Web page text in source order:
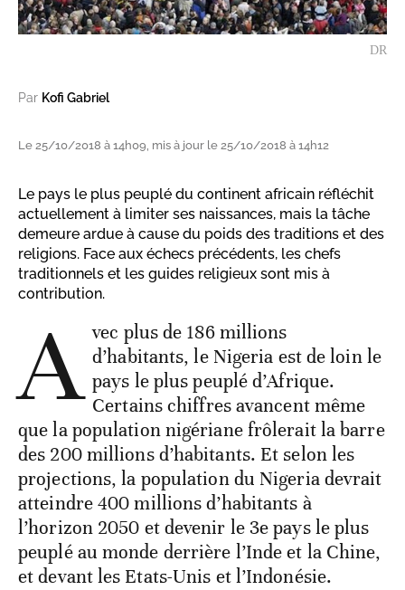
DR
Par Kofi Gabriel
Le 25/10/2018 à 14h09, mis à jour le 25/10/2018 à 14h12
Le pays le plus peuplé du continent africain réfléchit
actuellement à limiter ses naissances, mais la tâche
demeure ardue à cause du poids des traditions et des
religions. Face aux échecs précédents, les chefs
traditionnels et les guides religieux sont mis à
contribution.
A vec plus de 186 millions
d’habitants, le Nigeria est de loin le
pays le plus peuplé d’Afrique.
Certains chiffres avancent même
que la population nigériane frôlerait la barre
des 200 millions d’habitants. Et selon les
projections, la population du Nigeria devrait
atteindre 400 millions d’habitants à
l’horizon 2050 et devenir le 3e pays le plus
peuplé au monde derrière l’Inde et la Chine,
et devant les Etats-Unis et l’Indonésie.